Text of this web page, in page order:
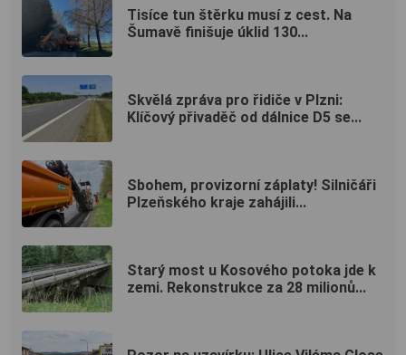
Tisíce tun štěrku musí z cest. Na
Šumavě finišuje úklid 130...
Skvělá zpráva pro řidiče v Plzni:
Klíčový přivaděč od dálnice D5 se...
Sbohem, provizorní záplaty! Silničáři
Plzeňského kraje zahájili...
Starý most u Kosového potoka jde k
zemi. Rekonstrukce za 28 milionů...